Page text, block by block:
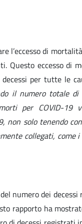
l’eccesso di
Questo eccesso di
per tutte le
il numero totale di
per COVID-19
non solo tenendo
collegati, come i
numero dei
rapporto ha